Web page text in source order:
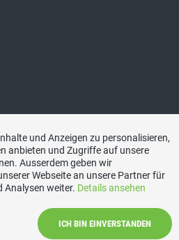
Kontakt
und Anzeigen zu personalisieren,
anbieten und Zugriffe auf unsere
Ausserdem geben wir
Webseite an unsere Partner für
Analysen weiter. Details ansehen
ICH BIN EINVERSTANDEN